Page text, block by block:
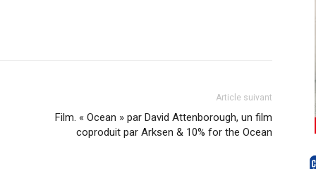
Article suivant
Film. « Ocean » par David Attenborough, un film
coproduit par Arksen & 10% for the Ocean